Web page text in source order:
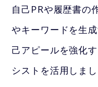
自己PRや履歴書の
やキーワードを生
己アピールを強化
シストを活用しまし